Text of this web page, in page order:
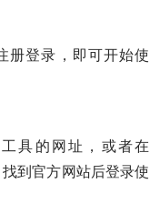
册登录，即可开始使
具的网址，或者在
到官方网站后登录使